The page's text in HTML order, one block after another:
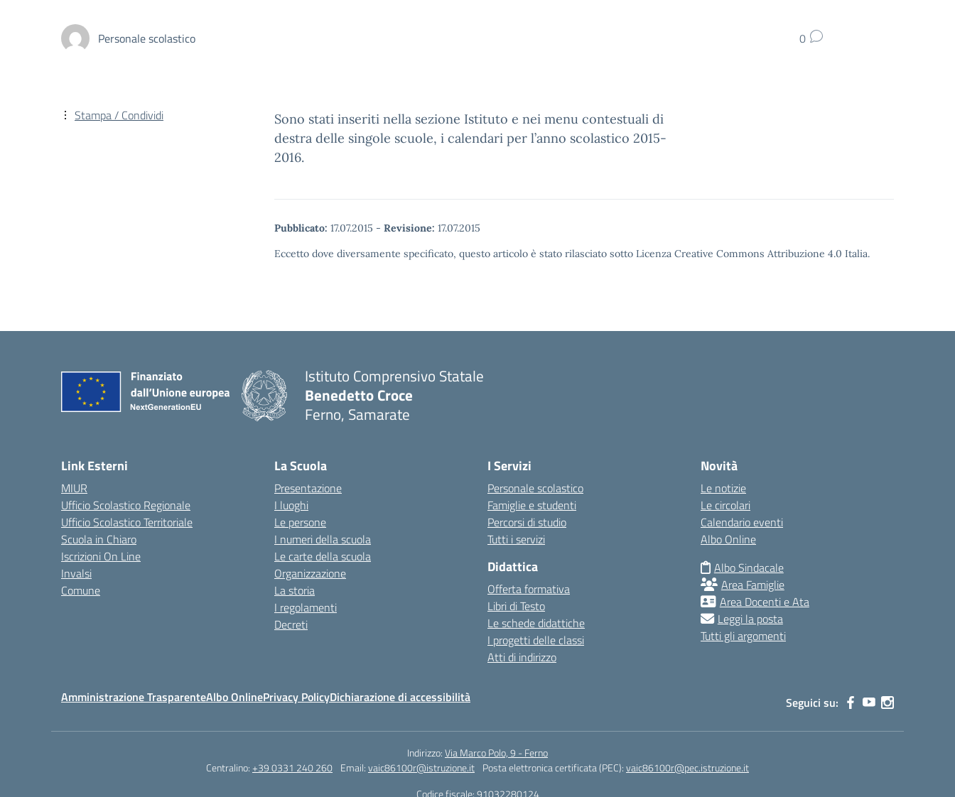
Personale scolastico 0
Sono stati inseriti nella sezione Istituto e nei menu contestuali di
destra delle singole scuole, i calendari per l’anno scolastico 2015-
2016.
Pubblicato: 17.07.2015 - Revisione: 17.07.2015
Eccetto dove diversamente specificato, questo articolo è stato rilasciato sotto Licenza Creative Commons Attribuzione 4.0 Italia.
Stampa / Condividi
Istituto Comprensivo Statale
Benedetto Croce
Ferno, Samarate
Link Esterni
MIUR
Ufficio Scolastico Regionale
Ufficio Scolastico Territoriale
Scuola in Chiaro
Iscrizioni On Line
Invalsi
Comune
La Scuola
Presentazione
I luoghi
Le persone
I numeri della scuola
Le carte della scuola
Organizzazione
La storia
I regolamenti
Decreti
I Servizi
Personale scolastico
Famiglie e studenti
Percorsi di studio
Tutti i servizi
Didattica
Offerta formativa
Libri di Testo
Le schede didattiche
I progetti delle classi
Atti di indirizzo
Novità
Le notizie
Le circolari
Calendario eventi
Albo Online
Albo Sindacale
Area Famiglie
Area Docenti e Ata
Leggi la posta
Tutti gli argomenti
Amministrazione TrasparenteAlbo OnlinePrivacy PolicyDichiarazione di accessibilità Seguici su:
Indirizzo:Via Marco Polo, 9 - Ferno
Centralino:+39 0331 240 260 Email:vaic86100r@istruzione.it Posta elettronica certificata (PEC):vaic86100r@pec.istruzione.it
Codice fiscale: 91032280124